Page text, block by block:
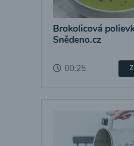
Brokolicová
Snědeno.cz
00:25